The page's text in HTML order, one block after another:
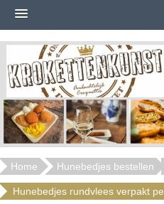
Home Hunebedjes bestellen
Hunebedjes rundvlees verpakt